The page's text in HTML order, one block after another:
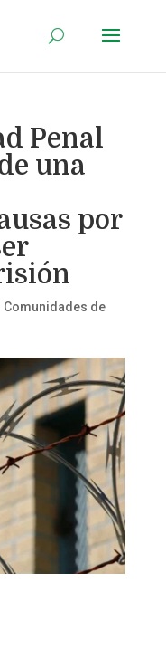
Penal
una
por
Comunidades de